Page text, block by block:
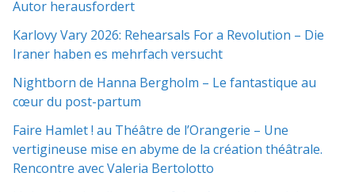
Autor herausfordert
Karlovy Vary 2026: Rehearsals For a Revolution – Die
Iraner haben es mehrfach versucht
Nightborn de Hanna Bergholm – Le fantastique au
cœur du post-partum
Faire Hamlet ! au Théâtre de l’Orangerie – Une
vertigineuse mise en abyme de la création théâtrale.
Rencontre avec Valeria Bertolotto